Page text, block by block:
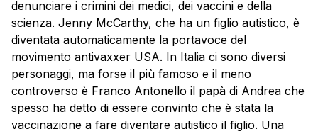
denunciare i crimini dei medici, dei vaccini e della
scienza. Jenny McCarthy, che ha un figlio autistico, è
diventata automaticamente la portavoce del
movimento antivaxxer USA. In Italia ci sono diversi
personaggi, ma forse il più famoso e il meno
controverso è Franco Antonello il papà di Andrea che
spesso ha detto di essere convinto che è stata la
vaccinazione a fare diventare autistico il figlio. Una